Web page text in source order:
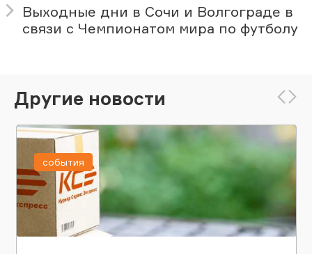
Выходные дни в Сочи и Волгограде в
связи с Чемпионатом мира по футболу
Другие новости
события